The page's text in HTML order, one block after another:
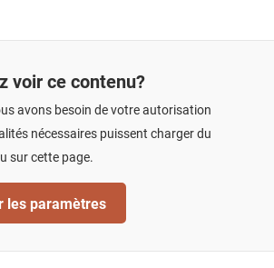
voir ce contenu?
avons besoin de votre autorisation
nécessaires puissent charger du
sur cette page.
les paramètres